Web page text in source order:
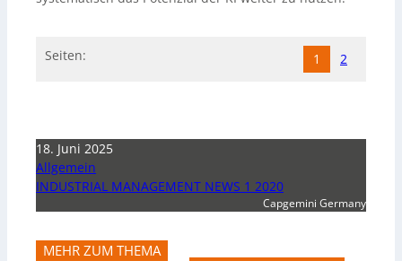
Seiten: 1 2
18. Juni 2025
Allgemein
INDUSTRIAL MANAGEMENT NEWS 1 2020
Capgemini Germany
MEHR ZUM THEMA